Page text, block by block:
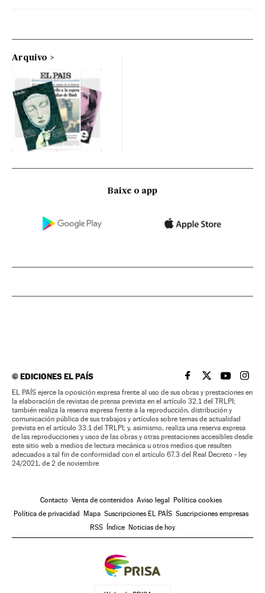
Arquivo
Baixe o app
©EDICIONES EL PAÍS EL PAÍS BRASIL EN
EL PAÍSEL PAÍS
EL
EL PAÍS ejerce la oposición expresa frente al uso de sus obras y prestaciones en
la elaboración de revistas de prensa prevista en el artículo 32.1 del TRLPI;
también realiza la reserva expresa frente a la reproducción, distribución y
comunicación pública de sus trabajos y artículos sobre temas de actualidad
prevista en el artículo 33.1 del TRLPI; y, asimismo, realiza una reserva expresa
de las reproducciones y usos de las obras y otras prestaciones accesibles desde
este sitio web a medios de lectura mecánica u otros medios que resulten
adecuados a tal fin de conformidad con el artículo 67.3 del Real Decreto - ley
24/2021, de 2 de noviembre
Contacto Venta de contenidos Aviso legal
Política cookies
Política de privacidad
Mapa Suscripciones EL PAÍS Suscripciones empresas
RSS
Índice Noticias de hoy